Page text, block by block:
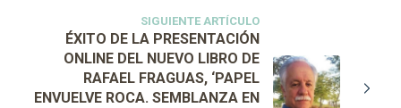
SIGUIENTE ARTÍCULO
ÉXITO DE LA PRESENTACIÓN
ONLINE DEL NUEVO LIBRO DE
RAFAEL FRAGUAS, ‘PAPEL
ENVUELVE ROCA. SEMBLANZA EN